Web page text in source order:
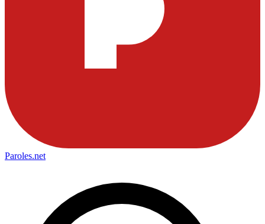
Paroles.net